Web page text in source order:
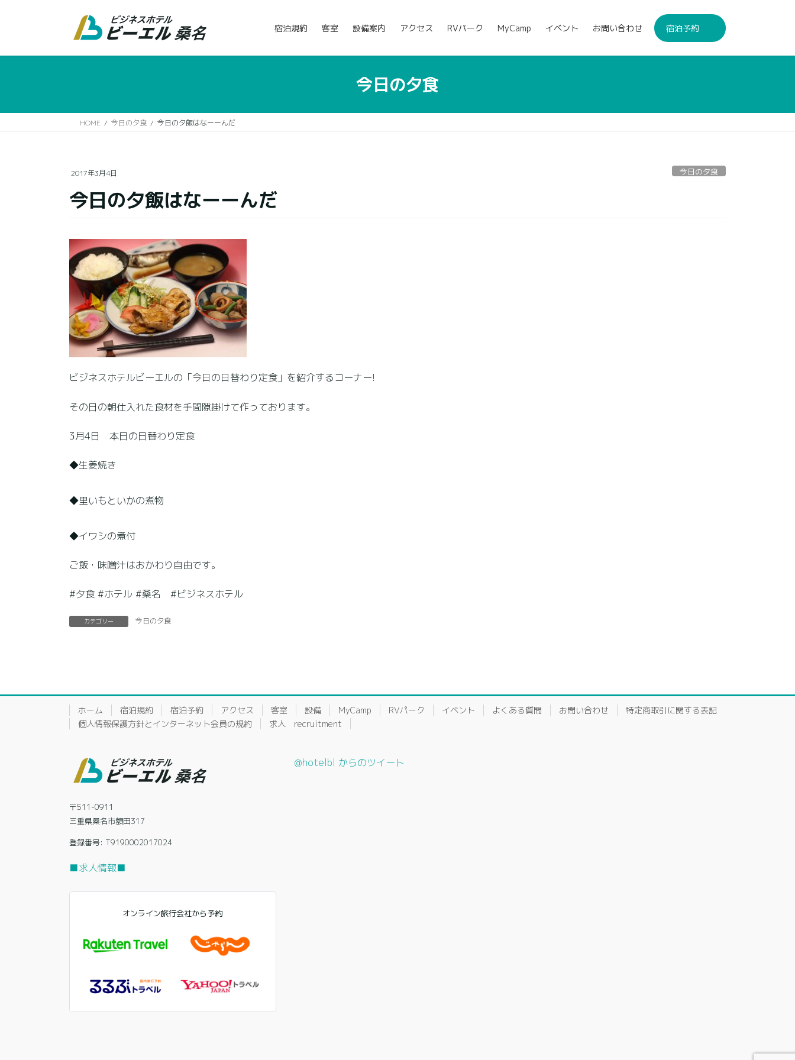
宿泊規約 客室 設備案内 アクセス RVパーク MyCamp イベント お問い合わせ 宿泊予約
今日の夕食
HOME 今日の夕食 今日の夕飯はなーーんだ
2017年3月4日 今日の夕食
今日の夕飯はなーーんだ
ビジネスホテルビーエルの「今日の日替わり定食」を紹介するコーナー!
その日の朝仕入れた食材を手間隙掛けて作っております。
3月4日 本日の日替わり定食
◆生姜焼き
◆里いもといかの煮物
◆イワシの煮付
ご飯・味噌汁はおかわり自由です。
#夕食 #ホテル #桑名 #ビジネスホテル
カテゴリー 今日の夕食
ホーム 宿泊規約 宿泊予約 アクセス 客室 設備 MyCamp RVパーク イベント よくある質問 お問い合わせ
特定商取引に関する表記
個人情報保護方針とインターネット会員の規約
求人 recruitment
〒511-0911
三重県桑名市額田317
登録番号: T9190002017024
■求人情報■
オンライン旅行会社から予約
@hotelbl からのツイート